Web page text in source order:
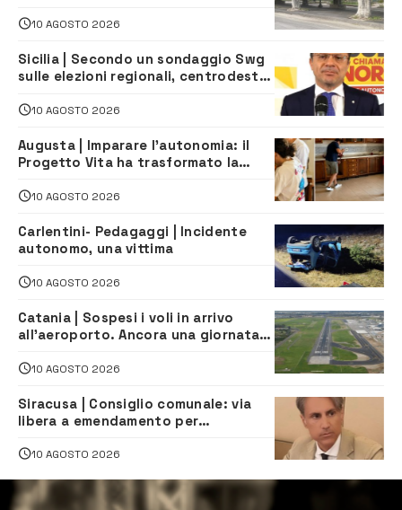
10 AGOSTO 2026
Sicilia | Secondo un sondaggio Swg
sulle elezioni regionali, centrodestra
10 AGOSTO 2026
Augusta | Imparare l’autonomia: il
Progetto Vita ha trasformato la
indipendenza
10 AGOSTO 2026
Carlentini- Pedagaggi | Incidente
autonomo, una vittima
10 AGOSTO 2026
Catania | Sospesi i voli in arrivo
all’aeroporto. Ancora una giornata
10 AGOSTO 2026
Siracusa | Consiglio comunale: via
libera a emendamento per
Vermexio e Barresi
10 AGOSTO 2026